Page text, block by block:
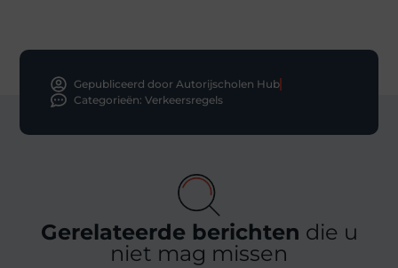
Gepubliceerd door Autorijscholen Hub
Categorieën: Verkeersregels
Gerelateerde berichten die u
niet mag missen